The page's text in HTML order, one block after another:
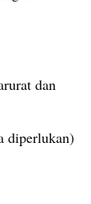
dan
diperlukan)